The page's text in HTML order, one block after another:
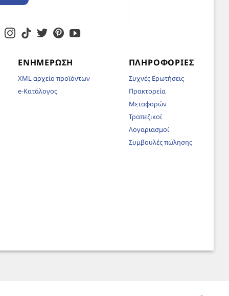
ΕΝΗΜΈΡΩΣΗ
XML αρχείο προϊόντων
e-Κατάλογος
ΠΛΗΡΟΦΟΡΊΕΣ
Συχνές Ερωτήσεις
Πρακτορεία
Μεταφορών
Τραπεζικοί
Λογαριασμοί
Συμβουλές πώλησης